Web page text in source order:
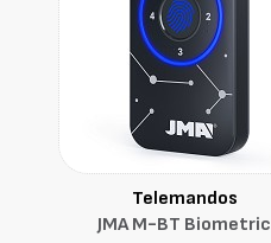
Telemandos
JMA M-BT Biometric